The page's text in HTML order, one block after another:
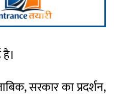
सरकार का प्रदर्शन,